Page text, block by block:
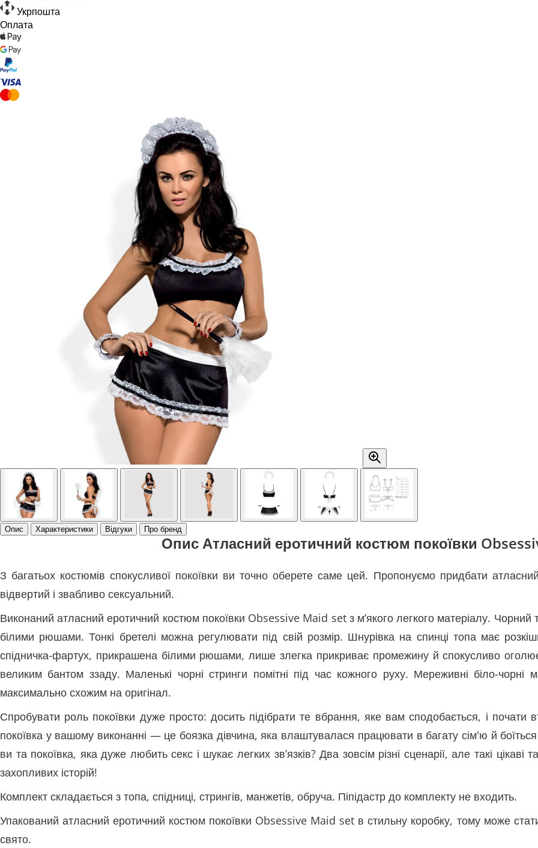
Укрпошта
Оплата
Опис Характеристики Відгуки Про бренд
Опис Атласний еротичний костюм покоївки
З багатьох костюмів спокусливої покоївки ви точно оберете саме цей. Пропонуємо придбати
відвертий і звабливо сексуальний.
Виконаний атласний еротичний костюм покоївки Obsessive Maid set з м’якого легкого матеріалу.
білими рюшами. Тонкі бретелі можна регулювати під свій розмір. Шнурівка на спинці топа має
спідничка-фартух, прикрашена білими рюшами, лише злегка прикриває промежину й спокусливо
великим бантом ззаду. Маленькі чорні стринги помітні під час кожного руху. Мереживні біло-
максимально схожим на оригінал.
Спробувати роль покоївки дуже просто: досить підібрати те вбрання, яке вам сподобається, і
покоївка у вашому виконанні — це боязка дівчина, яка влаштувалася працювати в багату сім'ю й
ви та покоївка, яка дуже любить секс і шукає легких зв’язків? Два зовсім різні сценарії, але такі
захопливих історій!
Комплект складається з топа, спідниці, стрингів, манжетів, обруча. Піпідастр до комплекту не входить.
Упакований атласний еротичний костюм покоївки Obsessive Maid set в стильну коробку, тому може
свято.